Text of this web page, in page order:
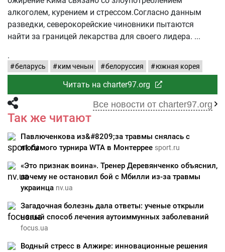
алкоголем, курением и стрессом.Согласно данным
разведки, северокорейские чиновники пытаются
найти за границей лекарства для своего лидера.
.
беларусь ким ченын белоруссия южная корея
Читать на charter97.org
Все новости от charter97.org
Так же читают
Павлюченкова из&#8209;за травмы снялась с
любимого турнира WTA в Монтеррее sport.ru
«Это признак воина». Тренер Деревянченко объяснил,
почему не остановил бой с Мбилли из-за травмы
украинца nv.ua
Загадочная болезнь дала ответы: ученые открыли
новый способ лечения аутоиммунных заболеваний
focus.ua
Водный стресс в Алжире: инновационные решения